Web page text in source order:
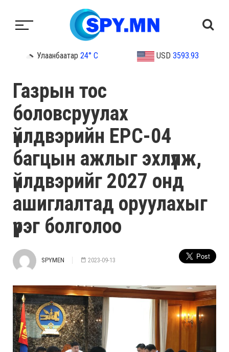
Улаанбаатар 24° C USD 3593.93
Газрын тос
боловсруулах
үйлдвэрийн EPC-04
багцын ажлыг эхлүүлж,
үйлдвэрийг 2027 онд
ашиглалтад оруулахыг
үүрэг болголоо
SPYMEN 2023-09-13